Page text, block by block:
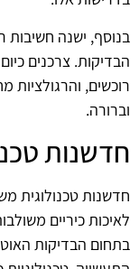
בנוסף, ישנה חשיבות
הבדיקות. צרכנים
רוכשים, והרגולציות
וברורה.
חדשנות
חדשנות טכנולוגית
לאיכות כיריים
בתחום הבדיקות